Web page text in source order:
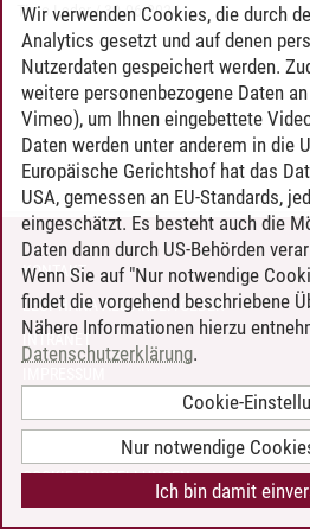
Timo Leder/30.06.2024
KONTAKT
LEUPHANA ALS ARBEITGEBER
INTRANET
BARRIEREFREIHEIT
COOKIE-EINSTELLUNGEN
Wir verwenden Cookies, die durch
Analytics gesetzt und auf denen
Nutzerdaten gespeichert werden.
weitere personenbezogene Daten
Vimeo), um Ihnen eingebettete
Daten werden unter anderem in die
Europäische Gerichtshof hat das
USA, gemessen an EU-Standards,
eingeschätzt. Es besteht auch die
Daten dann durch US-Behörden
Wenn Sie auf "Nur notwendige
findet die vorgehend beschriebene
Nähere Informationen hierzu
Datenschutzerklärung.
Cookie-
Nur notwendige
Ich bin damit